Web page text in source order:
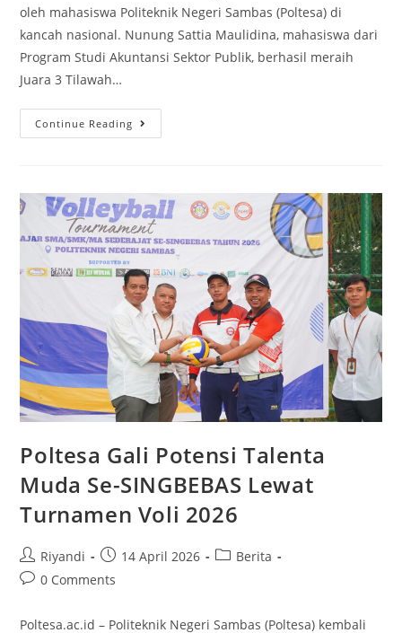
oleh mahasiswa Politeknik Negeri Sambas (Poltesa) di
kancah nasional. Nunung Sattia Maulidina, mahasiswa dari
Program Studi Akuntansi Sektor Publik, berhasil meraih
Juara 3 Tilawah…
Continue Reading
Poltesa Gali Potensi Talenta
Muda Se-SINGBEBAS Lewat
Turnamen Voli 2026
Riyandi 14 April 2026
Berita
0 Comments
Poltesa.ac.id – Politeknik Negeri Sambas (Poltesa) kembali